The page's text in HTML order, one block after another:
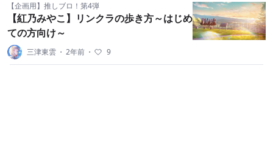
【企画用】推しブロ！第4弾
【紅乃みやこ】リンクラの歩き方～はじめ
ての方向け～
三津東雲 ・ 2年前 ・ 9